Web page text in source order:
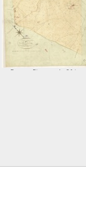
Baguer-Pican_web_06.jpg